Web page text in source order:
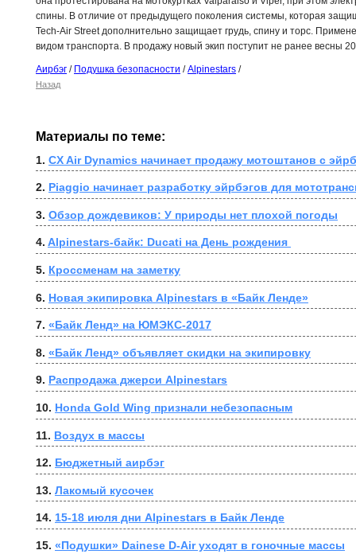
спины. В отличие от предыдущего поколения системы, которая
Tech-Air Street дополнительно защищает грудь, спину и торс.
видом транспорта. В продажу новый экип поступит не ранее весны
Аирбэг / Подушка безопасности /Alpinestars /
Назад
Материалы по теме:
1. CX Air Dynamics начинает продажу мотоштанов с
2. Piaggio начинает разработку эйрбэгов для
3. Обзор дождевиков: У природы нет плохой погоды
4. Alpinestars-байк: Ducati на День рождения
5. Кроссменам на заметку
6. Новая экипировка Alpinestars в «Байк Ленде»
7. «Байк Ленд» на ЮМЭКС-2017
8. «Байк Ленд» объявляет скидки на экипировку
9. Распродажа джерси Alpinestars
10. Honda Gold Wing признали небезопасным
11. Воздух в массы
12. Бюджетный аирбэг
13. Лакомый кусочек
14. 15-18 июля дни Alpinestars в Байк Ленде
15. «Подушки» Dainese D-Air уходят в гоночные массы